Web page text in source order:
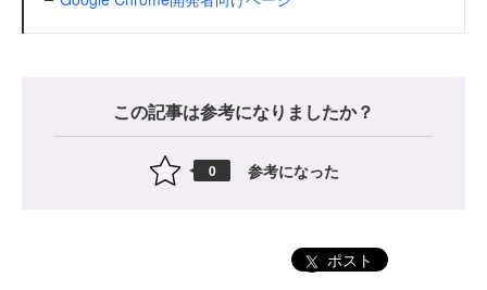
この記事は参考になりましたか？
0 参考になった
ポスト